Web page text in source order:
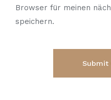
Browser für meinen
speichern.